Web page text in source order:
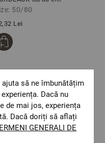
50/80
Lei
să ne îmbunătățim
Dacă nu
de mai jos, experiența
Dacă doriți să aflați
GENERALI DE